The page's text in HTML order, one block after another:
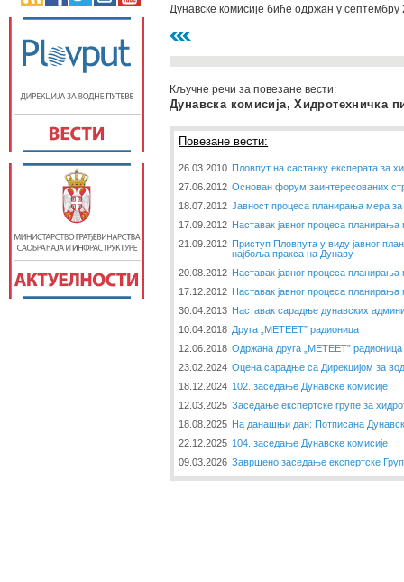
Дунавске комисије биће одржан у септембру
Кључне речи за повезане вести:
Дунавска комисија, Хидротехничка
Повезане вести:
26.03.2010 Пловпут на састанку експерата за
27.06.2012 Основан форум заинтересованих
18.07.2012 Јавност процеса планирања мера
17.09.2012 Наставак јавног процеса
21.09.2012 Приступ Пловпута у виду јавног
најбоља пракса на Дунаву
20.08.2012 Наставак јавног процеса
17.12.2012 Наставак јавног процеса
30.04.2013 Наставак сарадње дунавских
10.04.2018 Друга „METEET” радионица
12.06.2018 Одржана друга „METEET” радионица
23.02.2024 Оцена сарадње са Дирекцијом за
18.12.2024 102. заседање Дунавске комисије
12.03.2025 Заседање експертске групе за
18.08.2025 На данашњи дан: Потписана
22.12.2025 104. заседање Дунавске комисије
09.03.2026 Завршено заседање експертске